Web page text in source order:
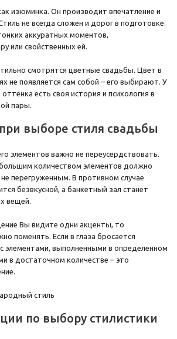
изюминка. Он производит впечатление и
не всегда сложен и дорог в подготовке.
аккуратных моментов,
или свойственных ей.
смотрятся цветные свадьбы. Цвет в
не появляется сам собой – его выбирают. У
есть своя история и психология в
пары.
выборе стиля свадьбы
элементов важно не переусердствовать.
количеством элементов должно
перегруженным. В противном случае
безвкусной, а банкетный зал станет
вещей.
Вы видите одни акценты, то
поменять. Если в глаза бросается
элементами, выполненными в определенном
в достаточном количестве – это
по выбору стилистики